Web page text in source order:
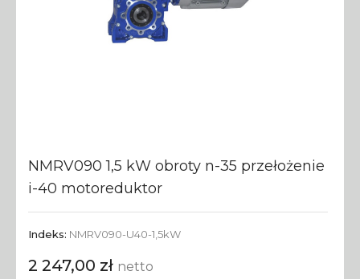
NMRV090 1,5 kW obroty n-35 przełożenie
i-40 motoreduktor
Indeks: NMRV090-U40-1,5kW
2 247,00 zł netto